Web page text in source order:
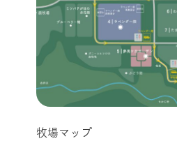
牧場マップ